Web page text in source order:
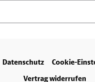
Datenschutz Cookie-
Vertrag widerrufen